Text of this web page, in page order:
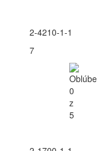
2-4210-1-1
7